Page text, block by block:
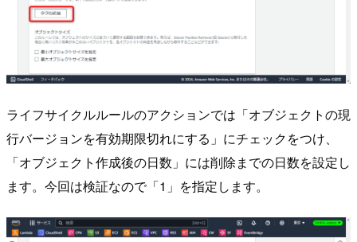
ライフサイクルルールのアクションでは「オブジェクトの現
行バージョンを有効期限切れにする」にチェックをつけ、
「オブジェクト作成後の日数」には削除までの日数を設定し
ます。今回は検証なので「1」を指定します。